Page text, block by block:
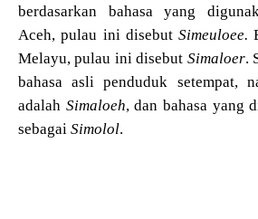
berdasarkan bahasa yang
Aceh, pulau ini disebutSimeuloee.
Melayu, pulau ini disebut Simaloer.
bahasa asli penduduk setempat,
adalah Simaloeh, dan bahasa yang
sebagai Simolol.